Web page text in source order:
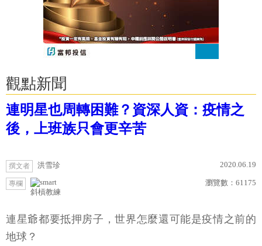
觀點新聞
連明星也周轉困難？資深人資：疫情之
後，上班族只會更辛苦
撰文者 洪雪珍 2020.06.19
專欄
斜槓教練
瀏覽數： 61175
連星爺都要抵押房子，世界怎麼還可能是疫情之前的
地球？